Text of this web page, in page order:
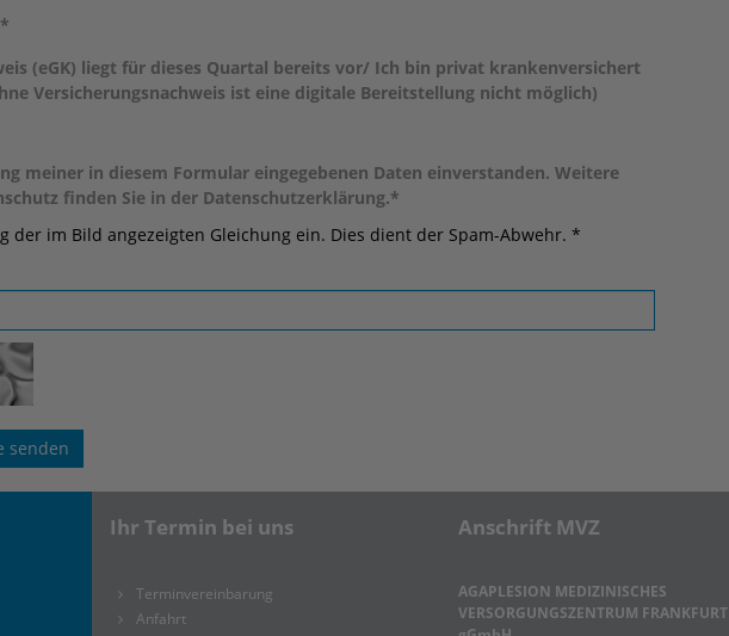
*
(eGK) liegt für dieses Quartal bereits vor/ Ich bin privat krankenversichert
Versicherungsnachweis ist eine digitale Bereitstellung nicht möglich)
meiner in diesem Formular eingegebenen Daten einverstanden. Weitere
finden Sie in der Datenschutzerklärung.*
der im Bild angezeigten Gleichung ein. Dies dient der Spam-Abwehr. *
Ihr Termin bei uns
Terminvereinbarung
Anfahrt
Anschrift MVZ
AGAPLESION MEDIZINISCHES
VERSORGUNGSZENTRUM FRANKFURT